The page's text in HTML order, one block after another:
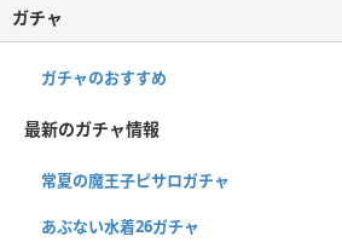
ガチャ
ガチャのおすすめ
最新のガチャ情報
常夏の魔王子ピサロガチャ
あぶない水着26ガチャ